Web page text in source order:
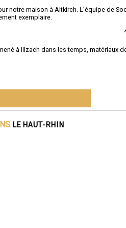
notre maison à Altkirch. L’équipe de
exemplaire.
à Illzach dans les temps, matériaux
LE HAUT-RHIN